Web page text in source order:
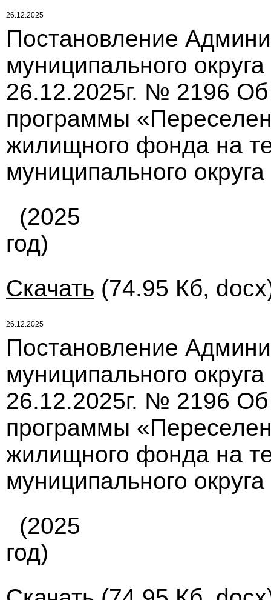
26.12.2025
Постановление
муниципального
26.12.2025г. № 2196
программы
жилищного фонда на
муниципального
(2025
год)
Скачать (74.95 Кб,
26.12.2025
Постановление
муниципального
26.12.2025г. № 2196
программы
жилищного фонда на
муниципального
(2025
год)